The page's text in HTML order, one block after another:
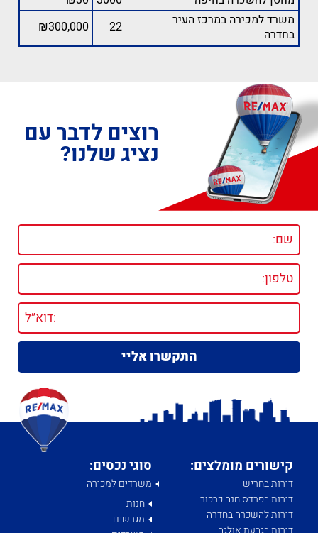
משרד למכירה במרכז העיר
בחדרה
22
₪300,000
רוצים לדבר עם
נציג שלנו?
קישורים מומלצים:
דירות בחריש
דירות בפרדס חנה כרכור
דירות להשכרה בחדרה
סוגי נכסים:
משרדים למכירה
חנות
מגרשים